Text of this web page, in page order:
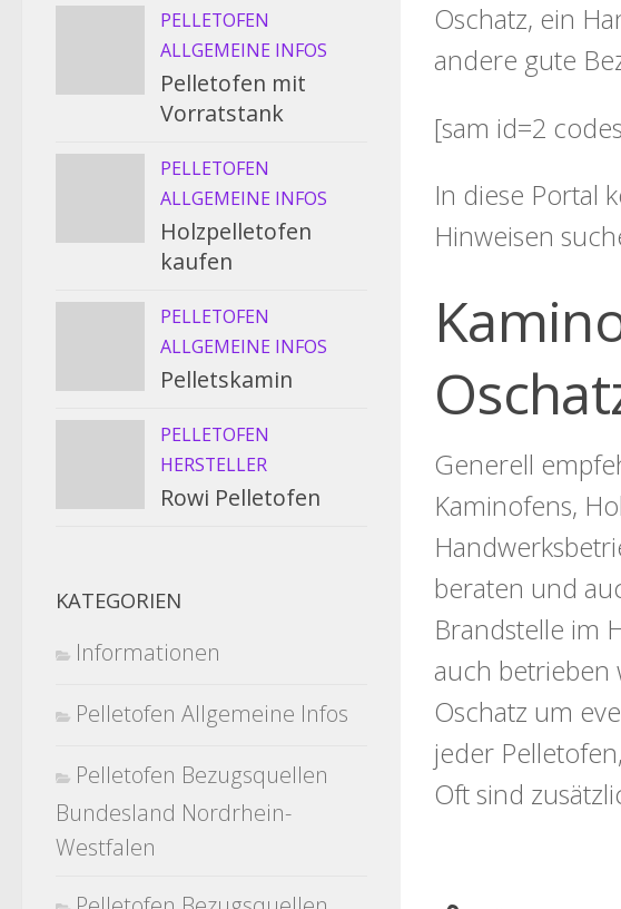
Oschatz, ein
andere gute
[sam id=2
In diese Portal
Hinweisen
Generell
Kaminofens,
beraten und
Brandstelle im
auch betrieben
Oschatz um
jeder
Oft sind
PELLETOFEN
ALLGEMEINE INFOS
Pelletofen mit
Vorratstank
PELLETOFEN
ALLGEMEINE INFOS
Holzpelletofen
kaufen
PELLETOFEN
ALLGEMEINE INFOS
Pelletskamin
PELLETOFEN
HERSTELLER
Rowi Pelletofen
KATEGORIEN
Informationen
Pelletofen Allgemeine Infos
Pelletofen Bezugsquellen
Bundesland Nordrhein-
Westfalen